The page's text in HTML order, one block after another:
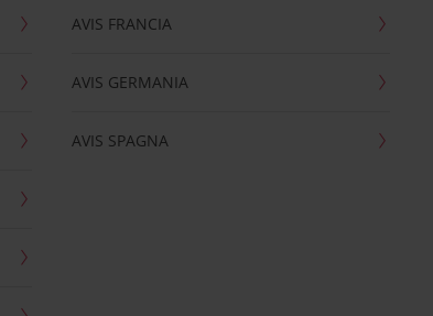
AVIS FRANCIA
AVIS GERMANIA
AVIS SPAGNA